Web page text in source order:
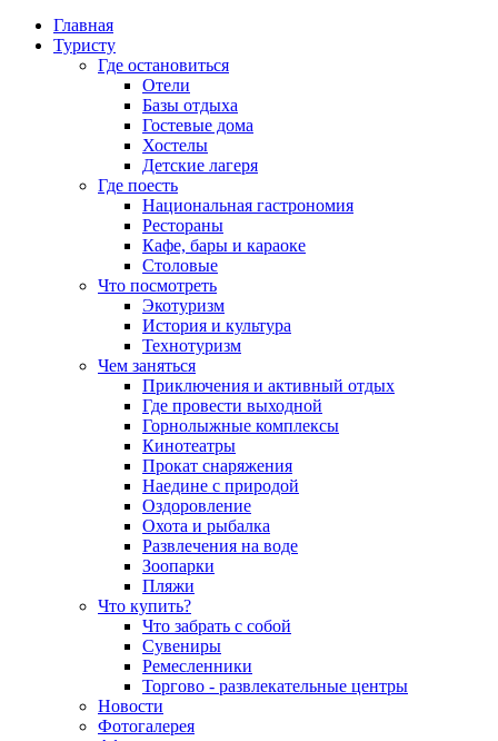
Главная
Туристу
Где остановиться
Отели
Базы отдыха
Гостевые дома
Хостелы
Детские лагеря
Где поесть
Национальная гастрономия
Рестораны
Кафе, бары и караоке
Столовые
Что посмотреть
Экотуризм
История и культура
Технотуризм
Чем заняться
Приключения и активный отдых
Где провести выходной
Горнолыжные комплексы
Кинотеатры
Прокат снаряжения
Наедине с природой
Оздоровление
Охота и рыбалка
Развлечения на воде
Зоопарки
Пляжи
Что купить?
Что забрать с собой
Сувениры
Ремесленники
Торгово - развлекательные центры
Новости
Фотогалерея